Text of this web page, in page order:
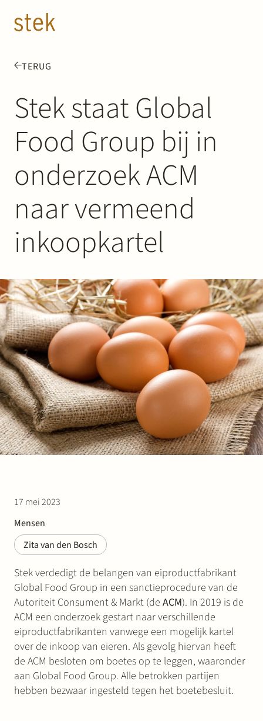
TERUG
Stek staat Global
Food Group bij in
onderzoek ACM
naar vermeend
inkoopkartel
17 mei 2023
Mensen
Zita van den Bosch
Stek verdedigt de belangen van eiproductfabrikant
Global Food Group in een sanctieprocedure van de
Autoriteit Consument & Markt (de ACM). In 2019 is de
ACM een onderzoek gestart naar verschillende
eiproductfabrikanten vanwege een mogelijk kartel
over de inkoop van eieren. Als gevolg hiervan heeft
de ACM besloten om boetes op te leggen, waaronder
aan Global Food Group. Alle betrokken partijen
hebben bezwaar ingesteld tegen het boetebesluit.
Mensen
Expertise
Over ons
Track record
News & Insights
Contact
Werken bij Stek
Partner